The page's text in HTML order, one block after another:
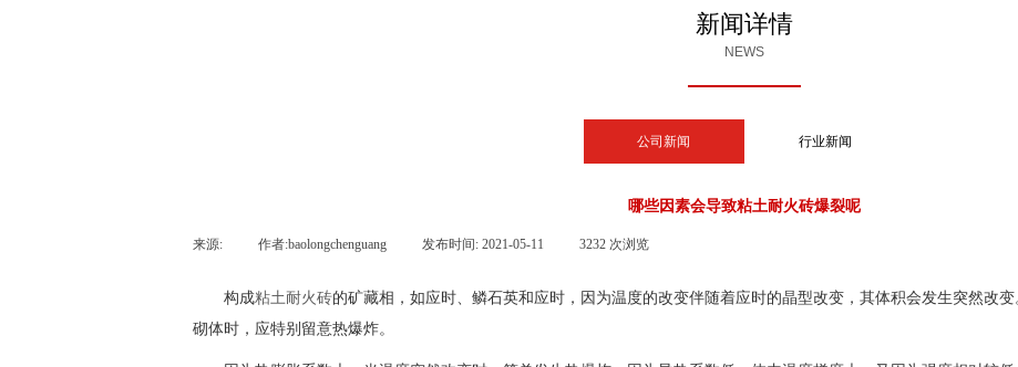
新闻详情
NEWS
公司新闻 行业新闻
哪些因素会导致粘土耐火砖爆裂呢
来源: 作者:baolongchenguang 发布时间: 2021-05-11 3232 次浏览
构成粘土耐火砖的矿藏相，如应时、鳞石英和应时，因为温度的改变伴随着应时的晶型改变，其体积会发生突然改
砌体时，应特别留意热爆炸。